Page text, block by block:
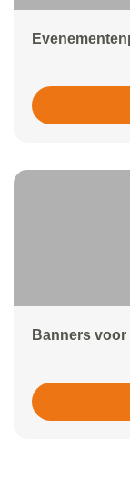
Banners voor